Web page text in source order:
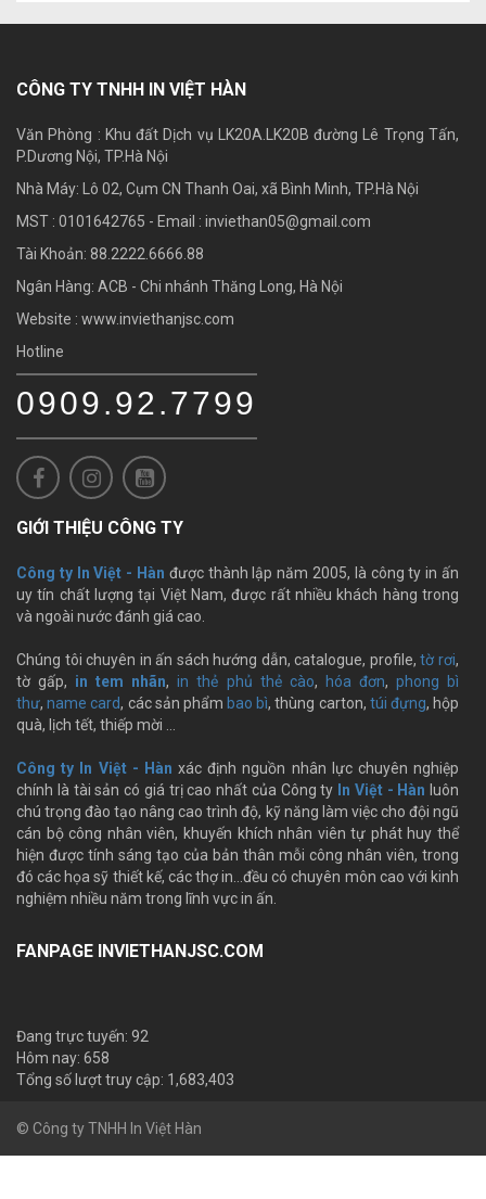
CÔNG TY TNHH IN VIỆT HÀN
Văn Phòng : Khu đất Dịch vụ LK20A.LK20B đường Lê Trọng Tấn,
P.Dương Nội, TP.Hà Nội
Nhà Máy: Lô 02, Cụm CN Thanh Oai, xã Bình Minh, TP.Hà Nội
MST : 0101642765 - Email : inviethan05@gmail.com
Tài Khoản: 88.2222.6666.88
Ngân Hàng: ACB - Chi nhánh Thăng Long, Hà Nội
Website : www.inviethanjsc.com
Hotline
0909.92.7799
GIỚI THIỆU CÔNG TY
Công ty In Việt - Hàn được thành lập năm 2005, là công ty in ấn
uy tín chất lượng tại Việt Nam, được rất nhiều khách hàng trong
và ngoài nước đánh giá cao.
Chúng tôi chuyên in ấn sách hướng dẫn, catalogue, profile,tờ rơi,
tờ gấp, in tem nhãn,in thẻ phủ thẻ cào, hóa đơn, phong bì
thư,name card, các sản phẩmbao bì, thùng carton, túi đựng, hộp
quà, lịch tết, thiếp mời …
Công ty In Việt - Hàn xác định nguồn nhân lực chuyên nghiệp
chính là tài sản có giá trị cao nhất của Công ty In Việt - Hàn luôn
chú trọng đào tạo nâng cao trình độ, kỹ năng làm việc cho đội ngũ
cán bộ công nhân viên, khuyến khích nhân viên tự phát huy thể
hiện được tính sáng tạo của bản thân mỗi công nhân viên, trong
đó các họa sỹ thiết kế, các thợ in…đều có chuyên môn cao với kinh
nghiệm nhiều năm trong lĩnh vực in ấn.
FANPAGE INVIETHANJSC.COM
Đang trực tuyến: 92
Hôm nay: 658
Tổng số lượt truy cập: 1,683,403
© Công ty TNHH In Việt Hàn